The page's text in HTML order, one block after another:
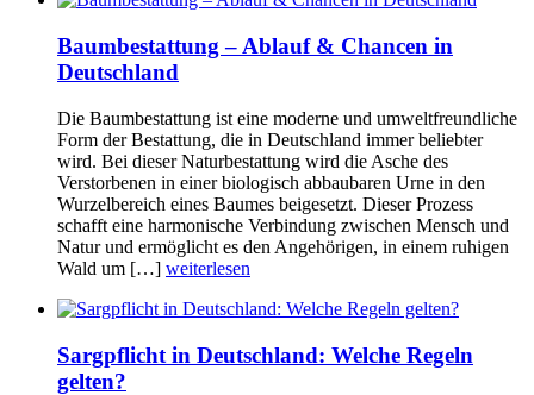
Baumbestattung – Ablauf & Chancen in
Deutschland
Die Baumbestattung ist eine moderne und umweltfreundliche
Form der Bestattung, die in Deutschland immer beliebter
wird. Bei dieser Naturbestattung wird die Asche des
Verstorbenen in einer biologisch abbaubaren Urne in den
Wurzelbereich eines Baumes beigesetzt. Dieser Prozess
schafft eine harmonische Verbindung zwischen Mensch und
Natur und ermöglicht es den Angehörigen, in einem ruhigen
Wald um […] weiterlesen
Sargpflicht in Deutschland: Welche Regeln
gelten?